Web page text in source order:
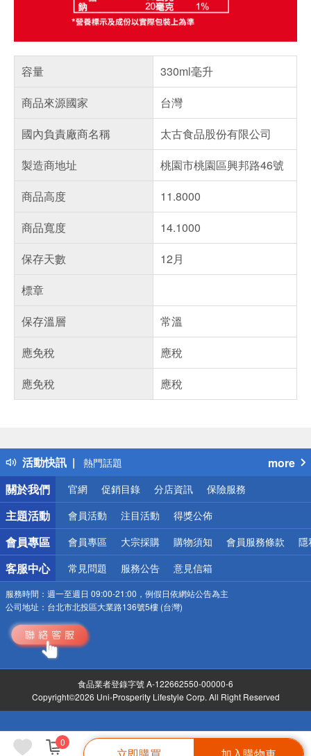
0
容量
330ml毫升
商品來源國家
台灣
國內負責廠商名稱
太古食品股份有限公司
製造商地址
桃園市桃園區興邦路46號
商品高度
11.8000
商品寬度
14.1000
保存天數
12月
標章
保存溫層
常溫
應免稅
應稅
應免稅
應稅
活動快訊
得獎公告
熱門話題
銀行優惠
偏遠地區配送
詐騙網頁！請小心！
more
關於我們
官網 促銷目錄 分店資訊 保險服務
主題活動 會員活動 注目活動 得獎公佈
會員專區 會員專區 大宗採購 購物須知 會員服務條款 隱
客服中心 常見問題 服務公告 意見信箱
服務時間： 週一至週日 09:00-21:00，例假日依網站公告為主
公司地址： 台北市北投區大業路136號5樓 (台灣)
食品業者登錄字號 A-122662550-00000-6
Copyright©2026 Uni-Prosperity Lifestyle Corp. All Right Reserved